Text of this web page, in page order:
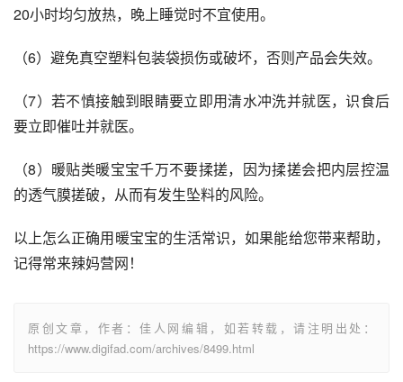
20小时均匀放热，晚上睡觉时不宜使用。
（6）避免真空塑料包装袋损伤或破坏，否则产品会失效。
（7）若不慎接触到眼睛要立即用清水冲洗并就医，识食后
要立即催吐并就医。
（8）暖贴类暖宝宝千万不要揉搓，因为揉搓会把内层控温
的透气膜搓破，从而有发生坠料的风险。
以上怎么正确用暖宝宝的生活常识，如果能给您带来帮助，
记得常来辣妈营网！
原创文章，作者：佳人网编辑，如若转载，请注明出处：
https://www.digifad.com/archives/8499.html